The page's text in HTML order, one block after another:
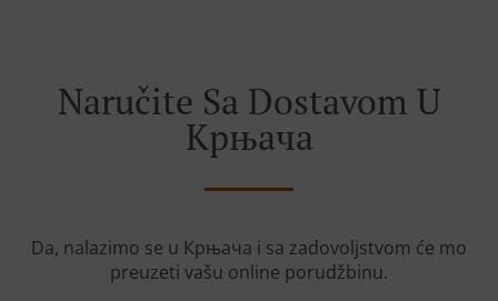
Naručite Sa Dostavom U
Крњача
Da, nalazimo se u Крњача i sa zadovoljstvom će mo
preuzeti vašu online porudžbinu.